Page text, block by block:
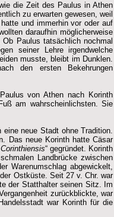
die Zeit des Paulus in Athen
zu erwarten gewesen, weil
und immerhin vor oder auf
daraufhin möglicherweise
Paulus tatsächlich nochmal
seiner Lehre irgendwelche
musste, bleibt im Dunklen.
den ersten Bekehrungen
von Athen nach Korinth
am wahrscheinlichsten. Sie
neue Stadt ohne Tradition.
Das neue Korinth hatte Cäsar
“ gegründet. Korinth
Landbrücke zwischen
Warenumschlag abgewickelt,
Ostküste. Seit 27 v. Chr. war
der Statthalter seinen Sitz. Im
zurückblickte, war
war Korinth für die